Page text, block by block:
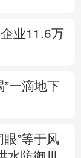
业11.6万
”一滴地下
眼”等于风